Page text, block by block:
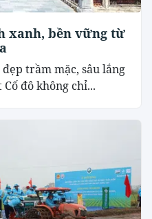
xanh, bền vững từ
trầm mặc, sâu lắng
đô không chỉ...